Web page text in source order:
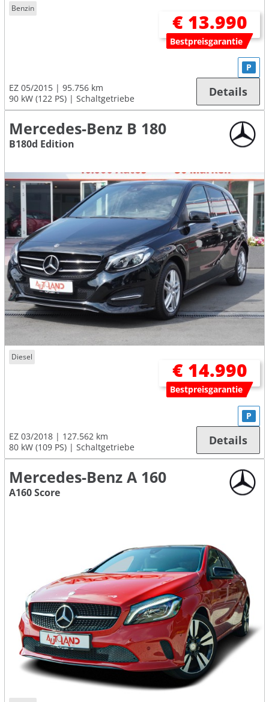
Benzin
€ 13.990
Bestpreisgarantie
EZ 05/2015
95.756 km
90 kW (122 PS)
Schaltgetriebe
P
Details
Mercedes-Benz B 180
B180d Edition
Diesel
€ 14.990
Bestpreisgarantie
EZ 03/2018
127.562 km
80 kW (109 PS)
Schaltgetriebe
P
Details
Mercedes-Benz A 160
A160 Score